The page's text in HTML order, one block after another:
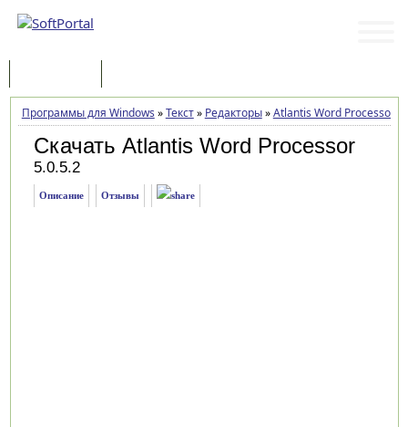
Программы для Windows »Текст» Редакторы»Atlantis Word Processor
Скачать Atlantis Word Processor
5.0.5.2
Описание Отзывы